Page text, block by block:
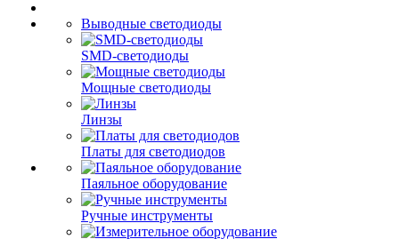
Выводные светодиоды
SMD-светодиоды
Мощные светодиоды
Линзы
Платы для светодиодов
Паяльное оборудование
Ручные инструменты